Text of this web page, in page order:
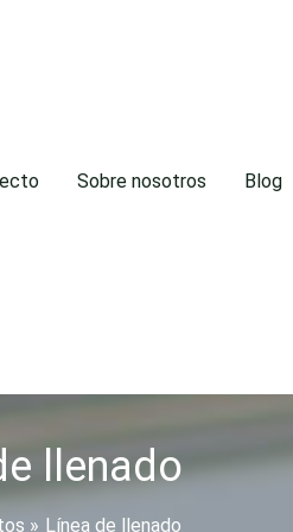
Sobre nosotros Blog
llenado
Línea de llenado